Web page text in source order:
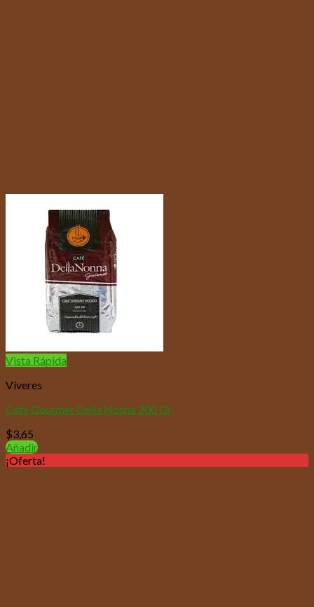
Vista Rápida
Víveres
Café Gourmet Della Nonna 200 Gr
$3,65
Añadir
¡Oferta!